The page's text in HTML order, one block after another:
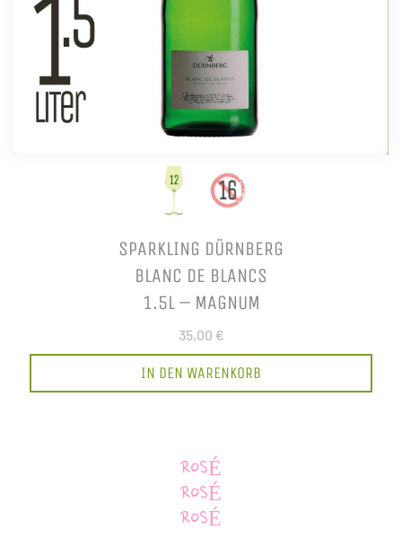
SPARKLING DÜRNBERG
BLANC DE BLANCS
1.5L – MAGNUM
35,00 €
IN DEN WARENKORB
ROSÉ
ROSÉ
ROSÉ